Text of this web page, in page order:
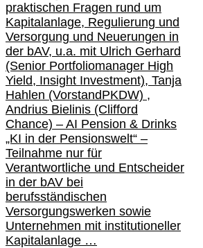
praktischen Fragen rund um
Kapitalanlage, Regulierung und
Versorgung und Neuerungen in
der bAV, u.a. mit Ulrich Gerhard
(Senior Portfoliomanager High
Yield, Insight Investment), Tanja
Hahlen (VorstandPKDW) ,
Andrius Bielinis (Clifford
Chance) – AI Pension & Drinks
„KI in der Pensionswelt“ –
Teilnahme nur für
Verantwortliche und Entscheider
in der bAV bei
berufsständischen
Versorgungswerken sowie
Unternehmen mit institutioneller
Kapitalanlage …